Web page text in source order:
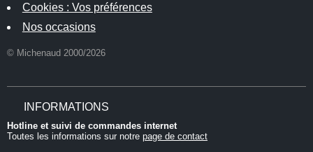
Cookies : Vos préférences
Nos occasions
© Michenaud 2000/2026
INFORMATIONS
Hotline et suivi de commandes internet
Toutes les informations sur notre page de contact